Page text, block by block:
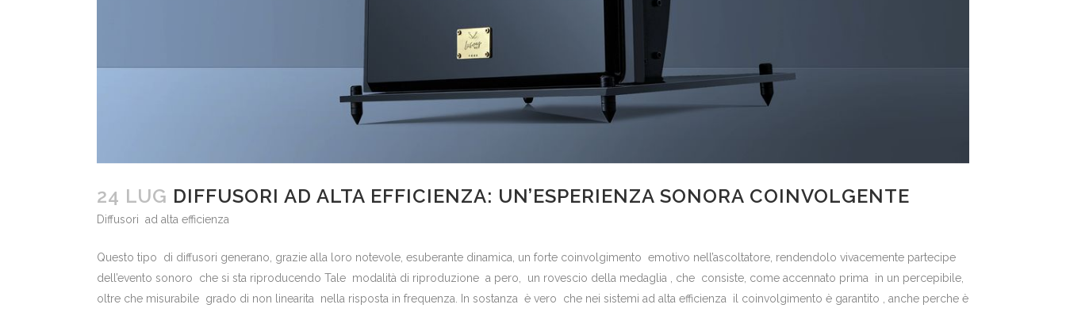
24 LUG DIFFUSORI AD ALTA EFFICIENZA: UN’ESPERIENZA SONORA COINVOLGENTE
Diffusori ad alta efficienza
Questo tipo di diffusori generano, grazie alla loro notevole, esuberante dinamica, un forte coinvolgimento emotivo nell’ascoltatore, rendendolo vivacemente partecipe
dell’evento sonoro che si sta riproducendo Tale modalità di riproduzione a pero, un rovescio della medaglia , che consiste, come accennato prima in un percepibile,
oltre che misurabile grado di non linearita nella risposta in frequenza. In sostanza è vero che nei sistemi ad alta efficienza il coinvolgimento è garantito , anche perche è